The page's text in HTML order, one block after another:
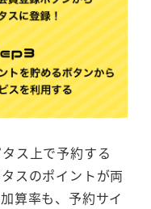
ス上で予約する
スのポイントが両
算率も、予約サイ